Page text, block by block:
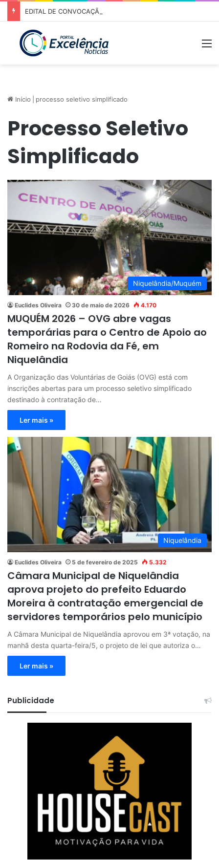
Início processo seletivo simplificado
Processo Seletivo
Simplificado
Niquelândia/Muquém
Euclides Oliveira 30 de maio de 2026 4.170
MUQUÉM 2026 – OVG abre vagas
temporárias para o Centro de Apoio ao
Romeiro na Rodovia da Fé, em
Niquelândia
A Organização das Voluntárias de Goiás (OVG) está com
inscrições abertas para um processo seletivo simplificado
destinado à contratação de…
Ler mais »
Niquelândia
Euclides Oliveira 5 de fevereiro de 2025 5.332
Câmara Municipal de Niquelândia
aprova projeto do prefeito Eduardo
Moreira à contratação emergencial de
servidores temporários pelo município
A Câmara Municipal de Niquelândia aprovou em 3ª votação, na
manhã desta quarta-feira/5, o projeto de lei que autoriza o…
Ler mais »
Publicidade